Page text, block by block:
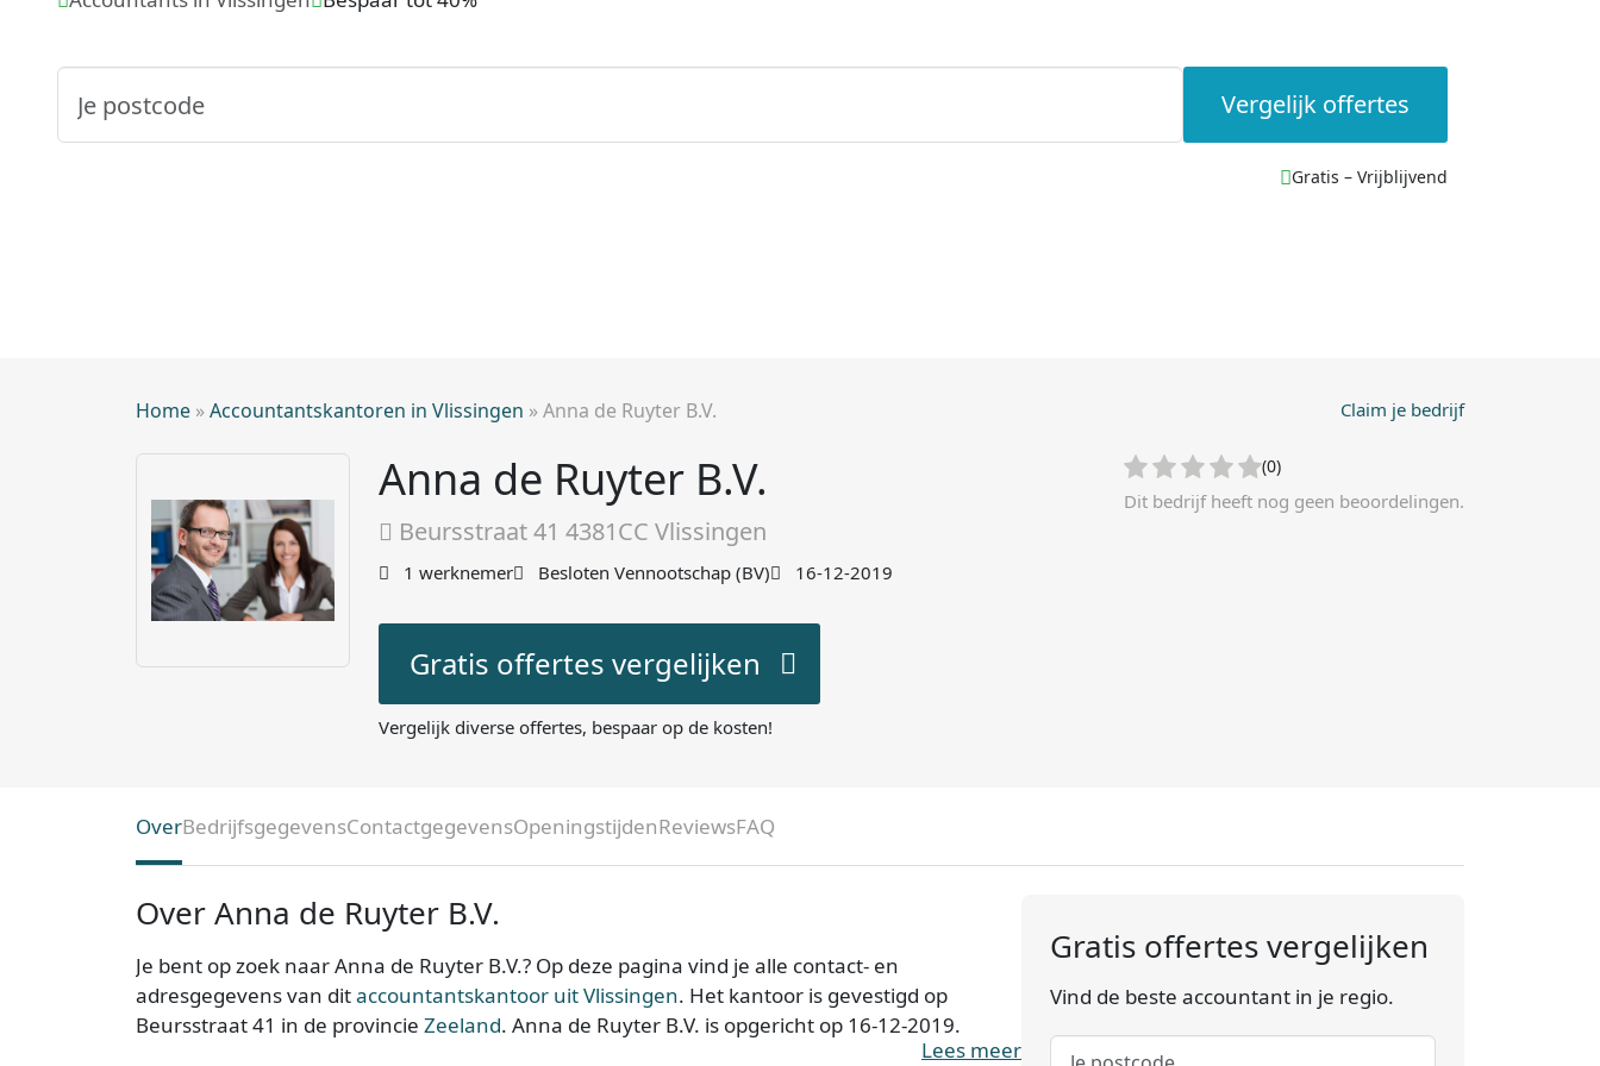
Vergelijk offertes
Gratis – Vrijblijvend
Home »Accountantskantoren in Vlissingen »Anna de Ruyter B.V. Claim je bedrijf
Anna de Ruyter B.V.
Beursstraat 41 4381CC Vlissingen
1 werknemer Besloten Vennootschap (BV) 16-12-2019
(0)
Dit bedrijf heeft nog geen beoordelingen.
Gratis offertes vergelijken
Vergelijk diverse offertes, bespaar op de kosten!
OverBedrijfsgegevensContactgegevensOpeningstijdenReviewsFAQ
Over Anna de Ruyter B.V.
Je bent op zoek naar Anna de Ruyter B.V.? Op deze pagina vind je alle contact- en
adresgegevens van ditaccountantskantoor uit Vlissingen. Het kantoor is gevestigd op
Beursstraat 41 in de provincie Zeeland. Anna de Ruyter B.V. is opgericht op 16-12-2019.
Lees meer
Gratis offertes vergelijken
Vind de beste accountant in je regio.